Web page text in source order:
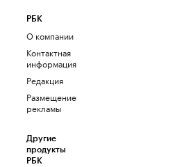
РБК
О компании
Контактная
информация
Редакция
Размещение
рекламы
Другие
продукты
РБК